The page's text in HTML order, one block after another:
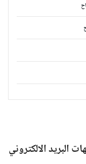
الالكتروني